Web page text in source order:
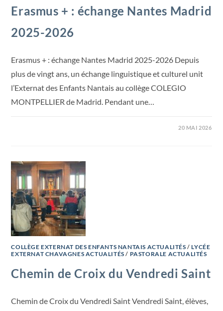
Erasmus + : échange Nantes Madrid
2025-2026
Erasmus + : échange Nantes Madrid 2025-2026 Depuis
plus de vingt ans, un échange linguistique et culturel unit
l’Externat des Enfants Nantais au collège COLEGIO
MONTPELLIER de Madrid. Pendant une…
20 MAI 2026
COLLÈGE EXTERNAT DES ENFANTS NANTAIS ACTUALITÉS /LYCÉE
EXTERNAT CHAVAGNES ACTUALITÉS / PASTORALE ACTUALITÉS
Chemin de Croix du Vendredi Saint
Chemin de Croix du Vendredi Saint Vendredi Saint, élèves,